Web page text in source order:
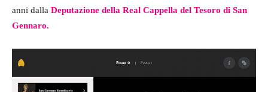
anni dalla Deputazione della Real Cappella del Tesoro di San
Gennaro.